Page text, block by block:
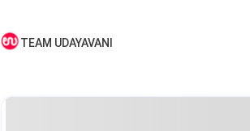
TEAM UDAYAVANI